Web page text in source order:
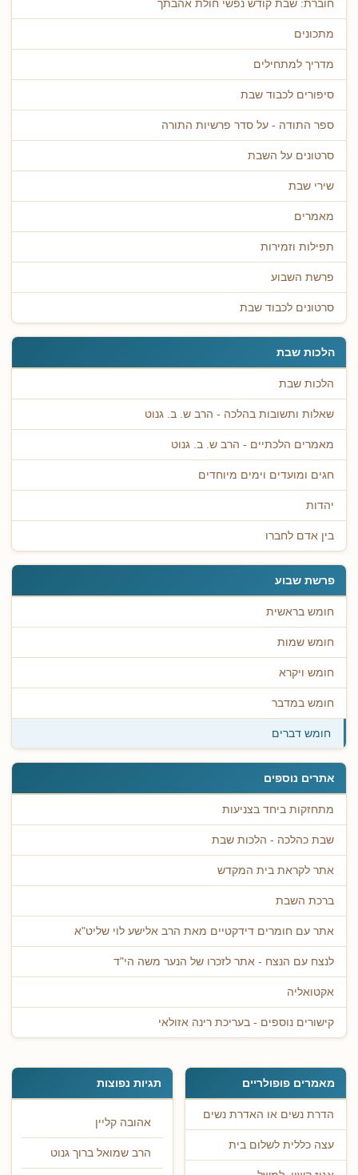
חוברת: שבת קודש נפשי חולת אהבתך
מתכונים
מדריך למתחילים
סיפורים לכבוד שבת
ספר התודה - על סדר פרשיות התורה
סרטונים על השבת
שירי שבת
מאמרים
תפילות וזמירות
פרשת השבוע
סרטונים לכבוד שבת
הלכות שבת
הלכות שבת
שאלות ותשובות בהלכה - הרב ש. ב. גנוט
מאמרים הלכתיים - הרב ש. ב. גנוט
חגים ומועדים וימים מיוחדים
יהדות
בין אדם לחברו
פרשת שבוע
חומש בראשית
חומש שמות
חומש ויקרא
חומש במדבר
חומש דברים
אתרים נוספים
מתחזקות ביחד בצניעות
שבת כהלכה - הלכות שבת
אתר לקראת בית המקדש
ברכת השבת
אתר עם חומרים דידקטיים מאת הרב אלישע לוי שליט"א
לנצח עם הנצח - אתר לזכרו של הנער משה הי"ד
אקטואליה
קישורים נוספים - בעריכת רינה אזולאי
מאמרים פופולריים
הדרת נשים או האדרת נשים
עצה כללית לשלום בית
תגיות נפוצות
אהובה קליין
הרב שמואל ברוך גנוט